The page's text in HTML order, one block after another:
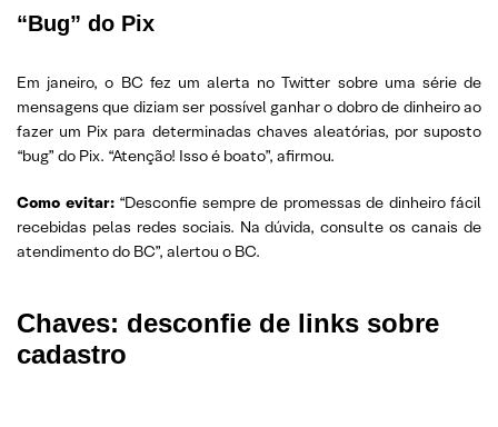
“Bug” do Pix
Em janeiro, o BC fez um alerta no Twitter sobre uma série de
mensagens que diziam ser possível ganhar o dobro de dinheiro ao
fazer um Pix para determinadas chaves aleatórias, por suposto
“bug” do Pix. “Atenção! Isso é boato”, afirmou.
Como evitar:“Desconfie sempre de promessas de dinheiro fácil
recebidas pelas redes sociais. Na dúvida, consulte os canais de
atendimento do BC”, alertou o BC.
Chaves: desconfie de links sobre
cadastro